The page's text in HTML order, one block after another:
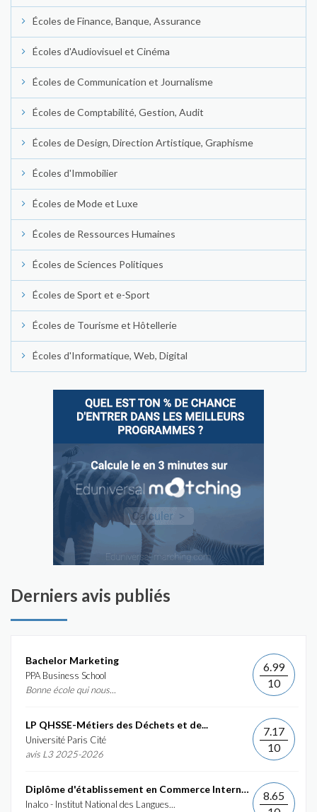
Écoles de Finance, Banque, Assurance
Écoles d'Audiovisuel et Cinéma
Écoles de Communication et Journalisme
Écoles de Comptabilité, Gestion, Audit
Écoles de Design, Direction Artistique, Graphisme
Écoles d'Immobilier
Écoles de Mode et Luxe
Écoles de Ressources Humaines
Écoles de Sciences Politiques
Écoles de Sport et e-Sport
Écoles de Tourisme et Hôtellerie
Écoles d'Informatique, Web, Digital
Derniers avis publiés
Bachelor Marketing
PPA Business School
Bonne école qui nous...
6.99
10
LP QHSSE-Métiers des Déchets et de...
Université Paris Cité
avis L3 2025-2026
7.17
10
Diplôme d'établissement en Commerce International et...
Inalco - Institut National des Langues...
8.65